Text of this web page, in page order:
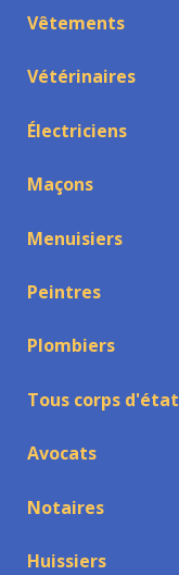
Vêtements
Vétérinaires
Électriciens
Maçons
Menuisiers
Peintres
Plombiers
Tous corps d'état
Avocats
Notaires
Huissiers